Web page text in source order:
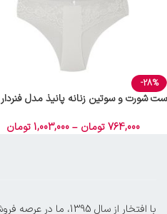
-28%
ست شورت و سوتین زنانه پانیذ مدل
764,000 تومان –
1,003,000 تومان